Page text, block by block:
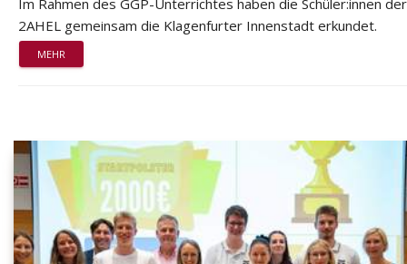
Im Rahmen des GGP-Unterrichtes haben die Schüler:innen der
2AHEL gemeinsam die Klagenfurter Innenstadt erkundet.
MEHR